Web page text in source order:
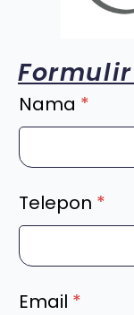
Nama *
Telepon *
Email *